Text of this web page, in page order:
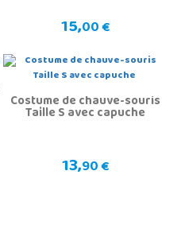
15,00 €
Costume de chauve-souris
Taille S avec capuche
13,90 €